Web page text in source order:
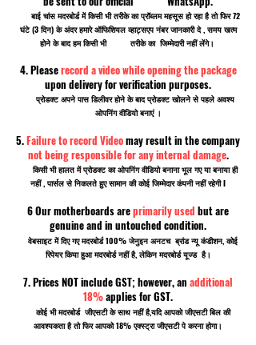
बाई चांस मदरबोर्ड में किसी भी तरीके का प्रॉब्लम महसूस हो रहा है तो फिर 72
घंटे (3 दिन) के अंदर हमारे ऑफिशियल व्हाट्सएप नंबर जानकारी दे , समय खत्म
होने के बाद हम किसी भी तरीके का जिम्मेदारी नहीं लेंगे।
4. Pleaserecord a video while opening the package
upon delivery for verification purposes.
प्रोडक्ट अपने पास डिलीवर होने के बाद प्रोडक्ट खोलने से पहले अवश्य
ओपनिंग वीडियो बनाएं ।
5.Failure to record Videomay result in the company
not being responsible for any internal damage.
किसी भी हालत में प्रोडक्ट का ओपनिंग वीडियो बनाना भूल गए या बनाया ही
नहीं , पार्सल से निकलते हुए सामान की कोई जिम्मेदार कंपनी नहीं रहेगी I
6 Our motherboards areprimarily used but are
genuine and in untouched condition.
वेबसाइट में दिए गए मदरबोर्ड 100% जेनुइन अनटच ब्रांड न्यू कंडीशन, कोई
रिपेयर किया हुआ मदरबोर्ड नहीं है, लेकिन मदरबोर्ड यूज्ड है।
7. Prices NOT include GST; however, an additional
18%applies for GST.
कोई भी मदरबोर्ड जीएसटी के साथ नहीं है,यदि आपको जीएसटी बिल की
आवश्यकता है तो फिर आपको 18% एक्स्ट्रा जीएसटी पे करना होगा।